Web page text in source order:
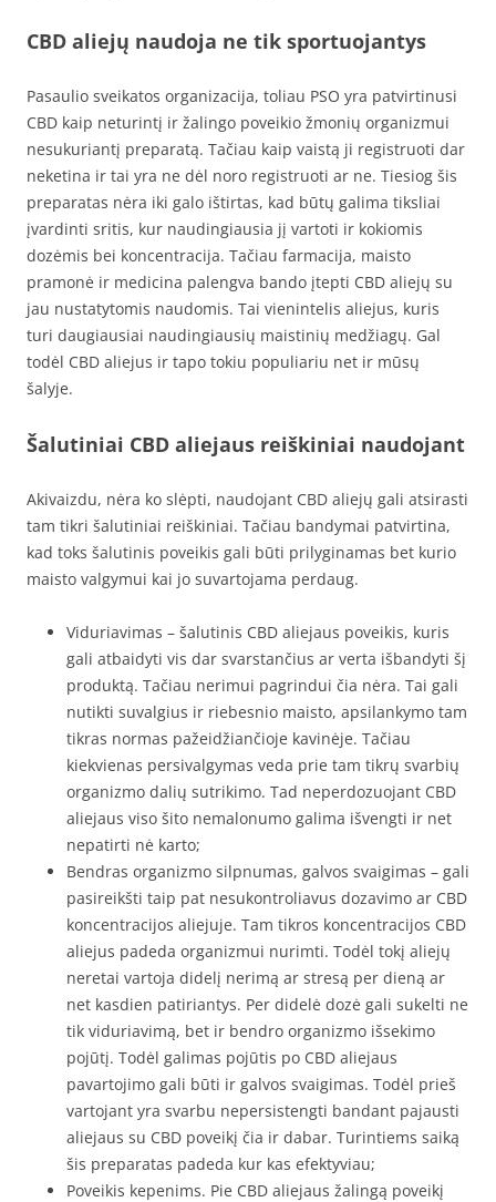
CBD aliejų naudoja ne tik sportuojantys
Pasaulio sveikatos organizacija, toliau PSO yra patvirtinusi
CBD kaip neturintį ir žalingo poveikio žmonių organizmui
nesukuriantį preparatą. Tačiau kaip vaistą ji registruoti dar
neketina ir tai yra ne dėl noro registruoti ar ne. Tiesiog šis
preparatas nėra iki galo ištirtas, kad būtų galima tiksliai
įvardinti sritis, kur naudingiausia jį vartoti ir kokiomis
dozėmis bei koncentracija. Tačiau farmacija, maisto
pramonė ir medicina palengva bando įtepti CBD aliejų su
jau nustatytomis naudomis. Tai vienintelis aliejus, kuris
turi daugiausiai naudingiausių maistinių medžiagų. Gal
todėl CBD aliejus ir tapo tokiu populiariu net ir mūsų
šalyje.
Šalutiniai CBD aliejaus reiškiniai naudojant
Akivaizdu, nėra ko slėpti, naudojant CBD aliejų gali atsirasti
tam tikri šalutiniai reiškiniai. Tačiau bandymai patvirtina,
kad toks šalutinis poveikis gali būti prilyginamas bet kurio
maisto valgymui kai jo suvartojama perdaug.
Viduriavimas – šalutinis CBD aliejaus poveikis, kuris
gali atbaidyti vis dar svarstančius ar verta išbandyti šį
produktą. Tačiau nerimui pagrindui čia nėra. Tai gali
nutikti suvalgius ir riebesnio maisto, apsilankymo tam
tikras normas pažeidžiančioje kavinėje. Tačiau
kiekvienas persivalgymas veda prie tam tikrų svarbių
organizmo dalių sutrikimo. Tad neperdozuojant CBD
aliejaus viso šito nemalonumo galima išvengti ir net
nepatirti nė karto;
Bendras organizmo silpnumas, galvos svaigimas – gali
pasireikšti taip pat nesukontroliavus dozavimo ar CBD
koncentracijos aliejuje. Tam tikros koncentracijos CBD
aliejus padeda organizmui nurimti. Todėl tokį aliejų
neretai vartoja didelį nerimą ar stresą per dieną ar
net kasdien patiriantys. Per didelė dozė gali sukelti ne
tik viduriavimą, bet ir bendro organizmo išsekimo
pojūtį. Todėl galimas pojūtis po CBD aliejaus
pavartojimo gali būti ir galvos svaigimas. Todėl prieš
vartojant yra svarbu nepersistengti bandant pajausti
aliejaus su CBD poveikį čia ir dabar. Turintiems saiką
šis preparatas padeda kur kas efektyviau;
Poveikis kepenims. Pie CBD aliejaus žalingą poveikį